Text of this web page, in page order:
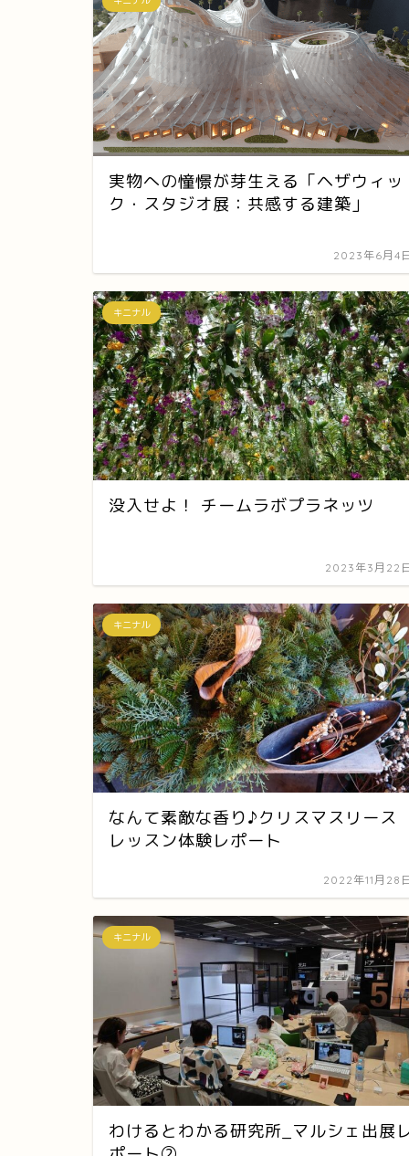
実物への憧憬が芽生える「ヘザウィッ
ク・スタジオ展：共感する建築」
2023年6月4日
キニナル
没入せよ！ チームラボプラネッツ
2023年3月22日
キニナル
なんて素敵な香り♪クリスマスリース
レッスン体験レポート
2022年11月28日
キニナル
わけるとわかる研究所_マルシェ出展